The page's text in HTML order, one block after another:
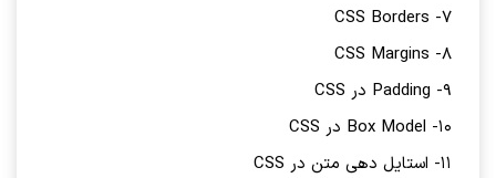
7- CSS Borders
8- CSS Margins
9- Padding در CSS
10- Box Model در CSS
11- استایل دهی متن در CSS